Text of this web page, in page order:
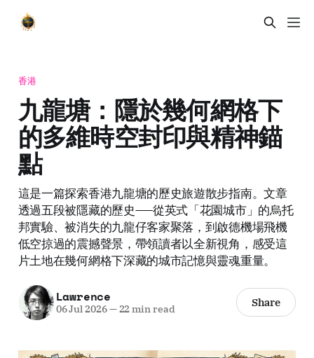
香港
九龍塘：隱於幾何網格下
的多維時空封印與精神錨
點
這是一篇探索香港九龍塘的歷史旅遊散步指南。文章
透過五段被隱藏的歷史——從英式「花園城市」的烏托
邦實驗、被消失的九龍仔客家聚落，到啟德機場飛機
低空掠過的震撼聲景，帶領讀者以全新視角，感受這
片土地在幾何網格下深藏的城市記憶與靈魂重量。
Lawrence
06 Jul 2026—22 min read Share